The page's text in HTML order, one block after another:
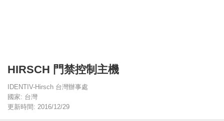
HIRSCH 門禁控制主機
IDENTIV-Hirsch 台灣辦事處
國家: 台灣
更新時間: 2016/12/29